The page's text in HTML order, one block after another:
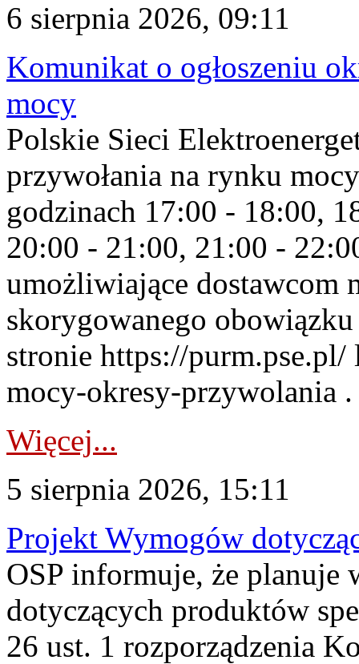
6 sierpnia 2026, 09:11
Komunikat o ogłoszeniu
mocy
Polskie Sieci
przywołania na rynku
godzinach 17:00 - 18:00,
20:00 - 21:00, 21:00 -
umożliwiające dostawcom
skorygowanego
stronie https://
mocy-okresy-przywolania
Więcej...
5 sierpnia 2026, 15:11
Projekt Wymogów
OSP informuje, że planuje
dotyczących produktów
26 ust. 1 rozporządzenia